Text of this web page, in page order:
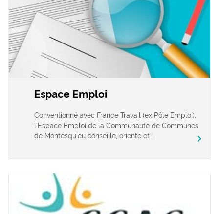
Espace Emploi
Conventionné avec France Travail (ex Pôle Emploi),
l’Espace Emploi de la Communauté de Communes
de Montesquieu conseille, oriente et...
chevron_right